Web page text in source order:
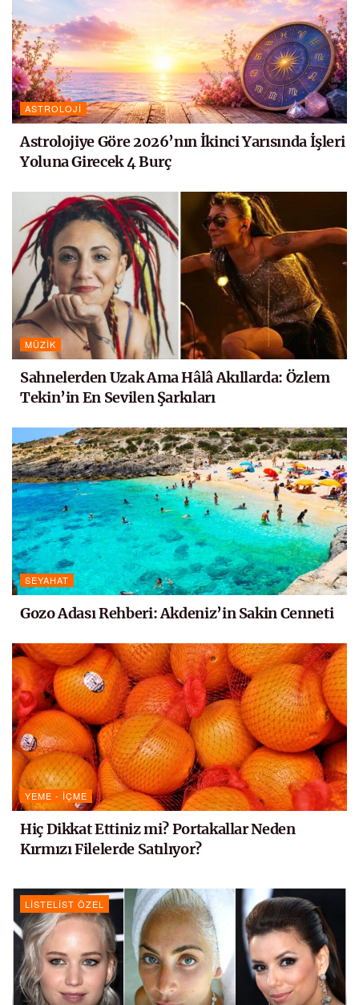
ASTROLOJI
Astrolojiye Göre 2026’nın İkinci Yarısında İşleri
Yoluna Girecek 4 Burç
MÜZIK
Sahnelerden Uzak Ama Hâlâ Akıllarda: Özlem
Tekin’in En Sevilen Şarkıları
SEYAHAT
Gozo Adası Rehberi: Akdeniz’in Sakin Cenneti
YEME - İÇME
Hiç Dikkat Ettiniz mi? Portakallar Neden
Kırmızı Filelerde Satılıyor?
LISTELIST ÖZEL